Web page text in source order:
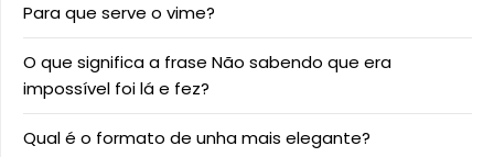
Para que serve o vime?
O que significa a frase Não sabendo que era
impossível foi lá e fez?
Qual é o formato de unha mais elegante?